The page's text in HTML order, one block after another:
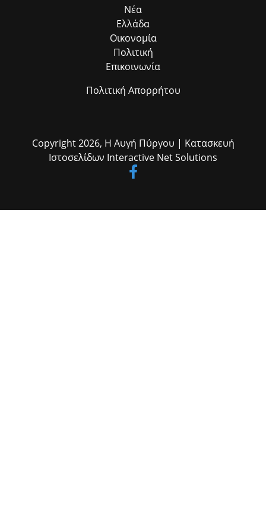
η ομαδική δουλειά φέρνει απτά αποτελέσματα για όλους τους
Νέα
Ελλάδα
Οικονομία
Πολιτική
Επικοινωνία
Πολιτική Απορρήτου
Copyright 2026, Η Αυγή Πύργου | Κατασκευή
Ιστοσελίδων Interactive Net Solutions